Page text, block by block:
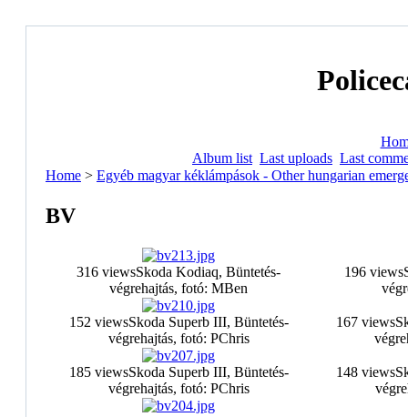
Album list Last uploads Last
Home > Egyéb magyar kéklámpások - Other hungarian
BV
316 viewsSkoda Kodiaq, Büntetés-
végrehajtás, fotó: MBen
196 views
152 viewsSkoda Superb III, Büntetés-
végrehajtás, fotó: PChris
167 views
185 viewsSkoda Superb III, Büntetés-
végrehajtás, fotó: PChris
148 views